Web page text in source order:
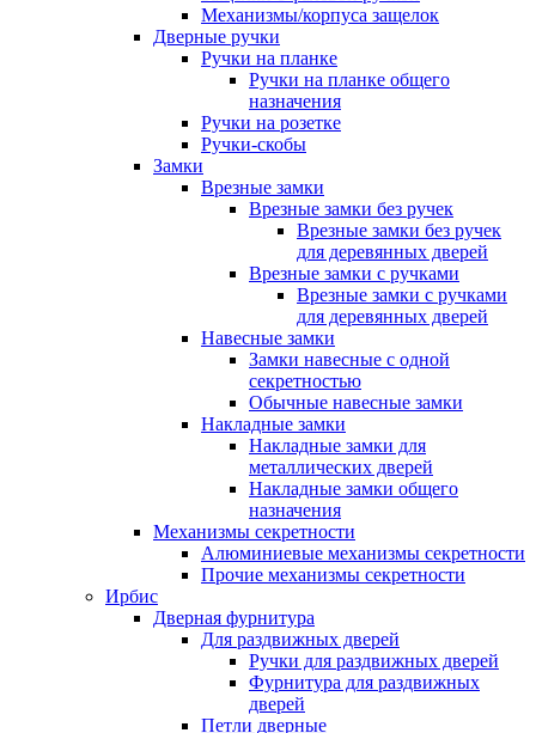
Механизмы/корпуса защелок
Дверные ручки
Ручки на планке
Ручки на планке общего
назначения
Ручки на розетке
Ручки-скобы
Замки
Врезные замки
Врезные замки без ручек
Врезные замки без ручек
для деревянных дверей
Врезные замки с ручками
Врезные замки с ручками
для деревянных дверей
Навесные замки
Замки навесные с одной
секретностью
Обычные навесные замки
Накладные замки
Накладные замки для
металлических дверей
Накладные замки общего
назначения
Механизмы секретности
Алюминиевые механизмы секретности
Прочие механизмы секретности
Ирбис
Дверная фурнитура
Для раздвижных дверей
Ручки для раздвижных дверей
Фурнитура для раздвижных
дверей
Петли дверные